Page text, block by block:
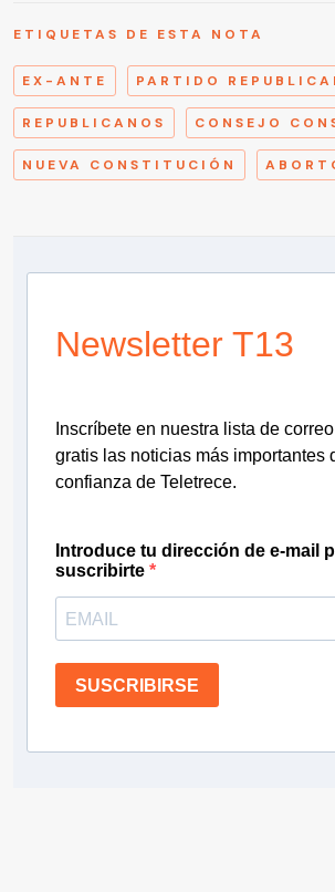
ETIQUETAS DE ESTA NOTA
EX-ANTE PARTIDO
REPUBLICANOS CONSEJO
NUEVA CONSTITUCIÓN
Newsletter T13
Inscríbete en nuestra lista de
gratis las noticias más importantes
confianza de Teletrece.
Introduce tu dirección de e-mail
suscribirte
SUSCRIBIRSE